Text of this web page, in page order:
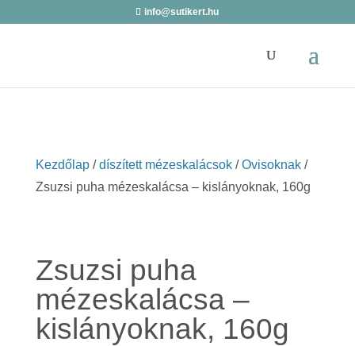
info@sutikert.hu
Kezdőlap/díszített mézeskalácsok/Ovisoknak/
Zsuzsi puha mézeskalácsa – kislányoknak, 160g
Zsuzsi puha
mézeskalácsa –
kislányoknak, 160g